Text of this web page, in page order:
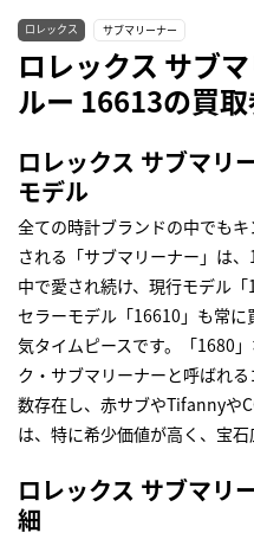
ロレックス サブマリーナー
ロレックス サブ
ルー 16613の買
ロレックス サブマリ
モデル
全ての時計ブランドの中でも
される「サブマリーナー」は
中で愛され続け、現行モデル
セラーモデル「16610」も常
気タイムピースです。「1680
ク・サブマリーナーと呼ばれ
数存在し、赤サブやTifannyや
は、特に希少価値が高く、宝石
ロレックス サブマリ
細